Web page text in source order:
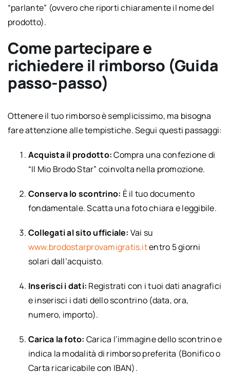
“parlante” (ovvero che riporti chiaramente il nome del
prodotto).
Come partecipare e
richiedere il rimborso (Guida
passo-passo)
Ottenere il tuo rimborso è semplicissimo, ma bisogna
fare attenzione alle tempistiche. Segui questi passaggi:
Acquista il prodotto:Compra una confezione di
“Il Mio Brodo Star” coinvolta nella promozione.
Conserva lo scontrino: È il tuo documento
fondamentale. Scatta una foto chiara e leggibile.
Collegati al sito ufficiale: Vai su
www.brodostarprovamigratis.itentro 5 giorni
solari dall’acquisto.
Inserisci i dati: Registrati con i tuoi dati anagrafici
e inserisci i dati dello scontrino (data, ora,
numero, importo).
Carica la foto: Carica l’immagine dello scontrino e
indica la modalità di rimborso preferita (Bonifico o
Carta ricaricabile con IBAN).